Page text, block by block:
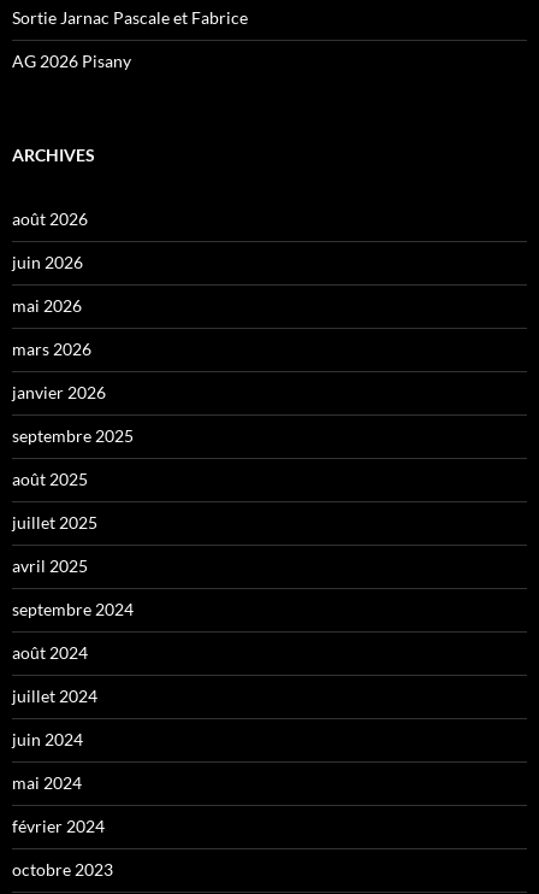
Sortie Jarnac Pascale et Fabrice
AG 2026 Pisany
ARCHIVES
août 2026
juin 2026
mai 2026
mars 2026
janvier 2026
septembre 2025
août 2025
juillet 2025
avril 2025
septembre 2024
août 2024
juillet 2024
juin 2024
mai 2024
février 2024
octobre 2023